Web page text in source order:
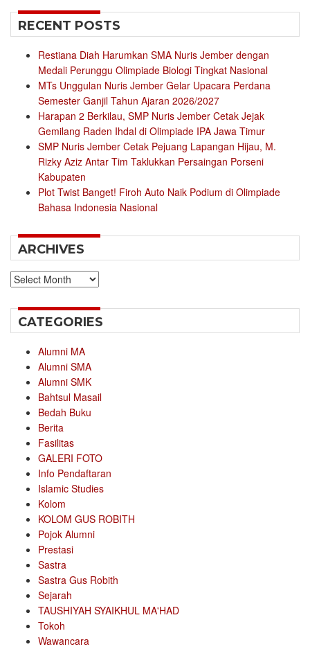
RECENT POSTS
Restiana Diah Harumkan SMA Nuris Jember dengan
Medali Perunggu Olimpiade Biologi Tingkat Nasional
MTs Unggulan Nuris Jember Gelar Upacara Perdana
Semester Ganjil Tahun Ajaran 2026/2027
Harapan 2 Berkilau, SMP Nuris Jember Cetak Jejak
Gemilang Raden Ihdal di Olimpiade IPA Jawa Timur
SMP Nuris Jember Cetak Pejuang Lapangan Hijau, M.
Rizky Aziz Antar Tim Taklukkan Persaingan Porseni
Kabupaten
Plot Twist Banget! Firoh Auto Naik Podium di Olimpiade
Bahasa Indonesia Nasional
ARCHIVES
Archives
CATEGORIES
Alumni MA
Alumni SMA
Alumni SMK
Bahtsul Masail
Bedah Buku
Berita
Fasilitas
GALERI FOTO
Info Pendaftaran
Islamic Studies
Kolom
KOLOM GUS ROBITH
Pojok Alumni
Prestasi
Sastra
Sastra Gus Robith
Sejarah
TAUSHIYAH SYAIKHUL MA'HAD
Tokoh
Wawancara